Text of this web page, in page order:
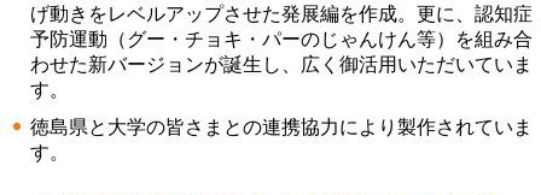
げ動きをレベルアップさせた発展編を作成。更に、認知症
予防運動（グー・チョキ・パーのじゃんけん等）を組み合
わせた新バージョンが誕生し、広く御活用いただいていま
す。
徳島県と大学の皆さまとの連携協力により製作されていま
す。